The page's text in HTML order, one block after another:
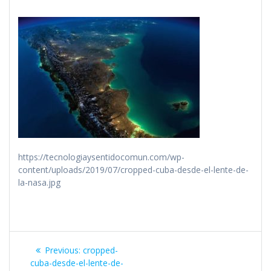
https://tecnologiaysentidocomun.com/wp-
content/uploads/2019/07/cropped-cuba-desde-el-lente-de-
la-nasa.jpg
Navegación
Previous: Previous
post:
cropped-
cuba-desde-el-lente-de-